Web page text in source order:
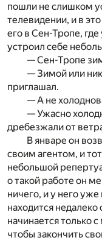
пошли не слишком
телевидении, и в
его в Сен-Тропе,
устроил себе
— Сен-Тропе
— Зимой или
приглашал.
— А не
— Ужасно
дребезжали от
В январе он
своим агентом, и
небольшой
о такой работе он
ничего, и у него
находится недалеко
начинается только
чтобы закончить